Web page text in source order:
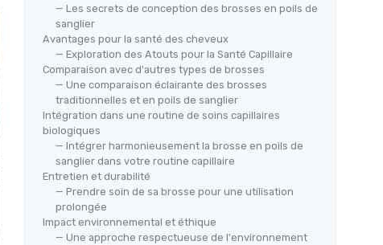
— Les secrets de conception des brosses en poils de
sanglier
Avantages pour la santé des cheveux
— Exploration des Atouts pour la Santé Capillaire
Comparaison avec d'autres types de brosses
— Une comparaison éclairante des brosses
traditionnelles et en poils de sanglier
Intégration dans une routine de soins capillaires
biologiques
— Intégrer harmonieusement la brosse en poils de
sanglier dans votre routine capillaire
Entretien et durabilité
— Prendre soin de sa brosse pour une utilisation
prolongée
Impact environnemental et éthique
— Une approche respectueuse de l'environnement